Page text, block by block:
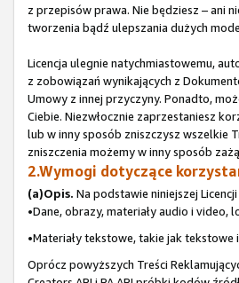
z przepisów prawa. Nie będziesz – ani
tworzenia bądź ulepszania dużych
Licencja ulegnie natychmiastowemu,
z zobowiązań wynikających z
Umowy z innej przyczyny. Ponadto,
Ciebie. Niezwłocznie zaprzestaniesz
lub w inny sposób zniszczysz wszelkie
zniszczenia możemy w inny sposób
2.Wymogi dotyczące
(a)Opis. Na podstawie niniejszej
•Dane, obrazy, materiały audio i
•Materiały tekstowe, takie jak tekstowe
Oprócz powyższych Treści